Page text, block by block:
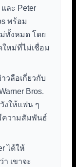
และ Peter
พร้อม
ทั้งหมด โดย
หม่ที่ไม่เชื่อม
วลือเกี่ยวกับ
Bros.
งให้แฟน ๆ
ความสัมพันธ์
ได้ให้
เขาจะ